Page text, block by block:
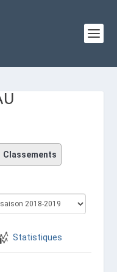
Classements
Statistiques